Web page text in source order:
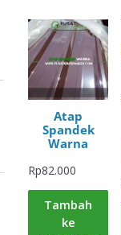
Atap
Spandek
Warna
Rp82.000
Tambah
ke